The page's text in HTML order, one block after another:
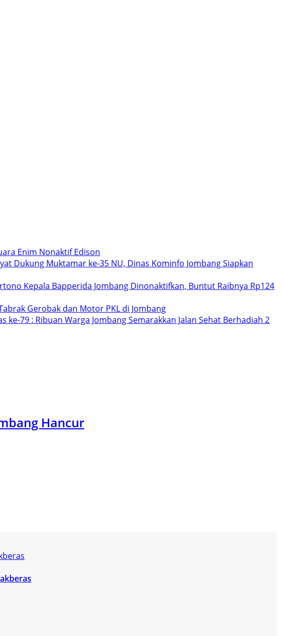
Enim Nonaktif Edison
Dukung Muktamar ke-35 NU, Dinas Kominfo Jombang Siapkan
Kepala Bapperida Jombang Dinonaktifkan, Buntut Raibnya Rp124
Gerobak dan Motor PKL di Jombang
ke-79 : Ribuan Warga Jombang Semarakkan Jalan Sehat Berhadiah 2
Hancur